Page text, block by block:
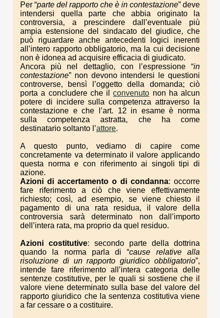
Per “parte del rapporto che è in contestazione” deve
intendersi quella parte che abbia originato la
controversia, a prescindere dall’eventuale più
ampia estensione del sindacato del giudice, che
può riguardare anche antecedenti logici inerenti
all’intero rapporto obbligatorio, ma la cui decisione
non è idonea ad acquisire efficacia di giudicato.
Ancora più nel dettaglio, con l’espressione “in
contestazione” non devono intendersi le questioni
controverse, bensì l’oggetto della domanda; ciò
porta a concludere che ilconvenuto non ha alcun
potere di incidere sulla competenza attraverso la
contestazione e che l’art. 12 in esame è norma
sulla competenza astratta, che ha come
destinatario soltanto l’attore.
A questo punto, vediamo di capire come
concretamente va determinato il valore applicando
questa norma e con riferimento ai singoli tipi di
azione.
Azioni di accertamento o di condanna: occorre
fare riferimento a ciò che viene effettivamente
richiesto; così, ad esempio, se viene chiesto il
pagamento di una rata residua, il valore della
controversia sarà determinato non dall’importo
dell’intera rata, ma proprio da quel residuo.
Azioni costitutive: secondo parte della dottrina
quando la norma parla di “cause relative alla
risoluzione di un rapporto giuridico obbligatorio”,
intende fare riferimento all’intera categoria delle
sentenze costitutive, per le quali si sostiene che il
valore viene determinato sulla base del valore del
rapporto giuridico che la sentenza costitutiva viene
a far cessare o a costituire.